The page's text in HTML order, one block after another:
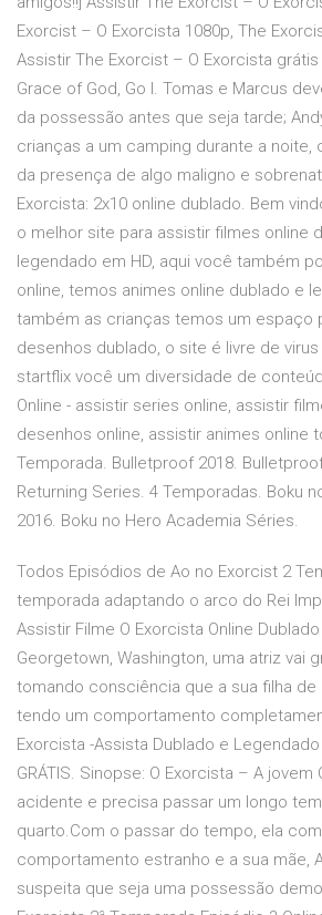
Exorcist – O Exorcista 1080p, The
Assistir The Exorcist – O Exorcista
Grace of God, Go I. Tomas e Marcus
da possessão antes que seja tarde;
crianças a um camping durante a noite,
da presença de algo maligno e
Exorcista: 2x10 online dublado. Bem
o melhor site para assistir filmes online
legendado em HD, aqui você também
online, temos animes online dublado e
também as crianças temos um espaço
desenhos dublado, o site é livre de
startflix você um diversidade de
Online - assistir series online, assistir
desenhos online, assistir animes online
Temporada. Bulletproof 2018.
Returning Series. 4 Temporadas. Boku
2016. Boku no Hero Academia Séries.
Todos Episódios de Ao no Exorcist 2
temporada adaptando o arco do Rei
Assistir Filme O Exorcista Online
Georgetown, Washington, uma atriz vai
tomando consciência que a sua filha
tendo um comportamento
Exorcista -Assista Dublado e
GRÁTIS. Sinopse: O Exorcista – A
acidente e precisa passar um longo
quarto.Com o passar do tempo, ela
comportamento estranho e a sua mãe,
suspeita que seja uma possessão